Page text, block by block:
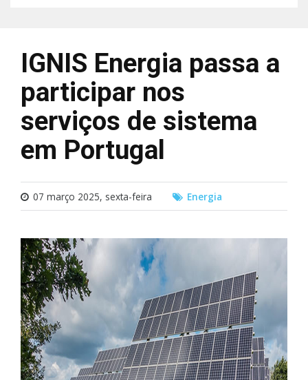
IGNIS Energia passa a
participar nos
serviços de sistema
em Portugal
07 março 2025, sexta-feira Energia